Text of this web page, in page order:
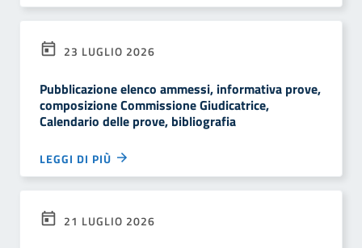
23 LUGLIO 2026
Pubblicazione elenco ammessi, informativa prove,
composizione Commissione Giudicatrice,
Calendario delle prove, bibliografia
LEGGI DI PIÙ
21 LUGLIO 2026